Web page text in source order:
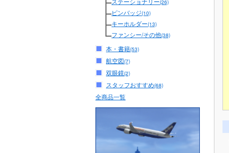
(26)
ピンバッジ(10)
キーホルダー(13)
ファンシー/その他(38)
本・書籍(53)
航空図(7)
双眼鏡(2)
スタッフおすすめ(68)
全商品一覧